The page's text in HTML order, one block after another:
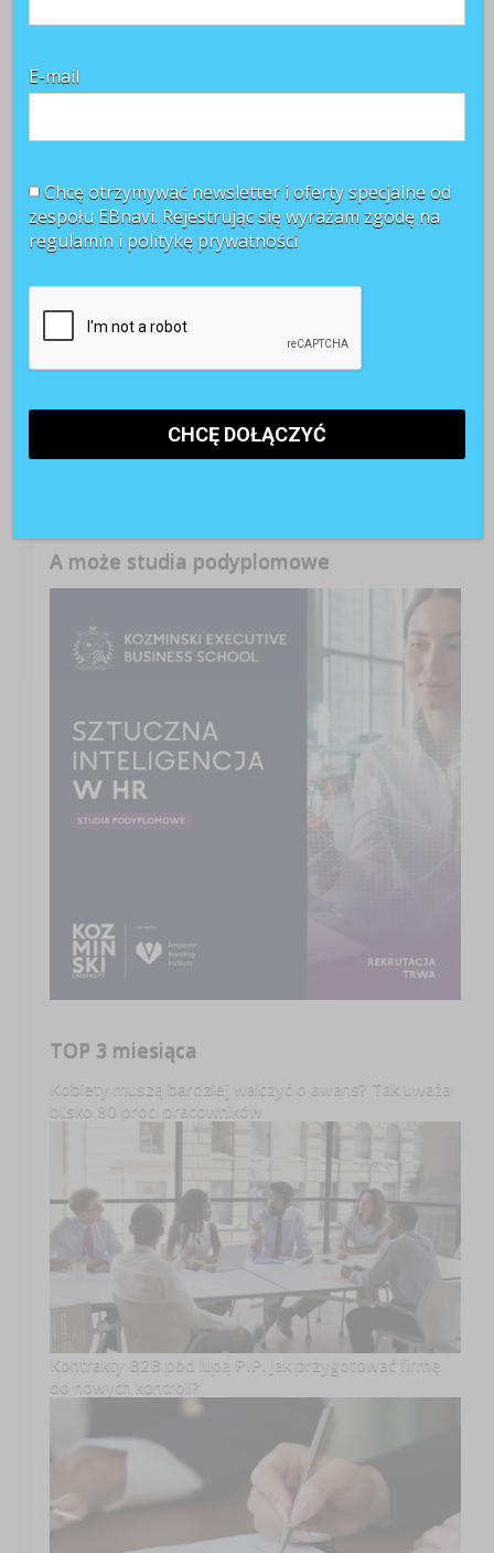
Najnowsze komentarze
KasiaoSposób na frekwencję pracowników podczas
zajęć językowych znaleziony!
A może studia podyplomowe
TOP 3 miesiąca
Kobiety muszą bardziej walczyć o awans? Tak uważa
blisko 80 proc. pracowników
Kontrakty B2B pod lupą PIP. Jak przygotować firmę
do nowych kontroli?
E-mail
Chcę otrzymywać newsletter i oferty specjalne od
zespołu EBnavi. Rejestrując się wyrażam zgodę na
regulamin i politykę prywatności